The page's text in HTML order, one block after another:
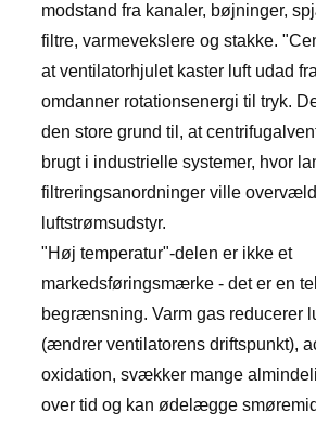
modstand fra kanaler, bøjninger,
filtre, varmevekslere og stakke.
at ventilatorhjulet kaster luft udad
omdanner rotationsenergi til tryk.
den store grund til, at
brugt i industrielle systemer, hvor
filtreringsanordninger ville
luftstrømsudstyr.
"Høj temperatur"-delen er ikke et
markedsføringsmærke - det er en
begrænsning. Varm gas reducerer
(ændrer ventilatorens driftspunkt),
oxidation, svækker mange
over tid og kan ødelægge